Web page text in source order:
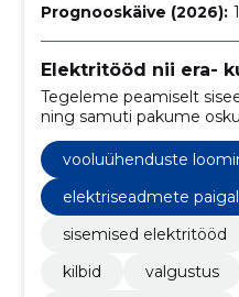
Prognooskäive (2026):
Elektritööd nii era-
Tegeleme peamiselt
ning samuti pakume
kogenud meistritel on üle
kogemust, mis tagab alati
lõpptulemuse!
vooluühenduste
elektriseadmete
sisemised elektritööd
kilbid
valgustus